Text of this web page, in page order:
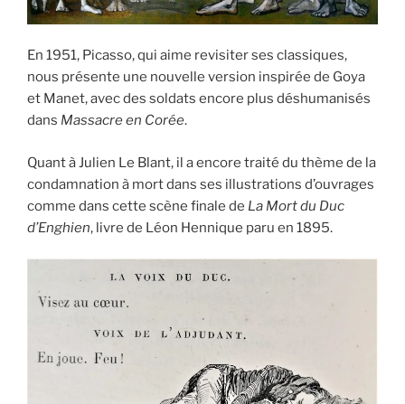
En 1951, Picasso, qui aime revisiter ses classiques,
nous présente une nouvelle version inspirée de Goya
et Manet, avec des soldats encore plus déshumanisés
dans Massacre en Corée.
Quant à Julien Le Blant, il a encore traité du thème de la
condamnation à mort dans ses illustrations d’ouvrages
comme dans cette scène finale de La Mort du Duc
d’Enghien, livre de Léon Hennique paru en 1895.